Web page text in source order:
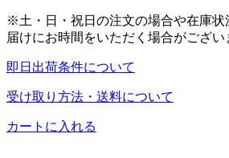
※土・日・祝日の注文の場合や在庫状
届けにお時間をいただく場合がござい
即日出荷条件について
受け取り方法・送料について
カートに入れる